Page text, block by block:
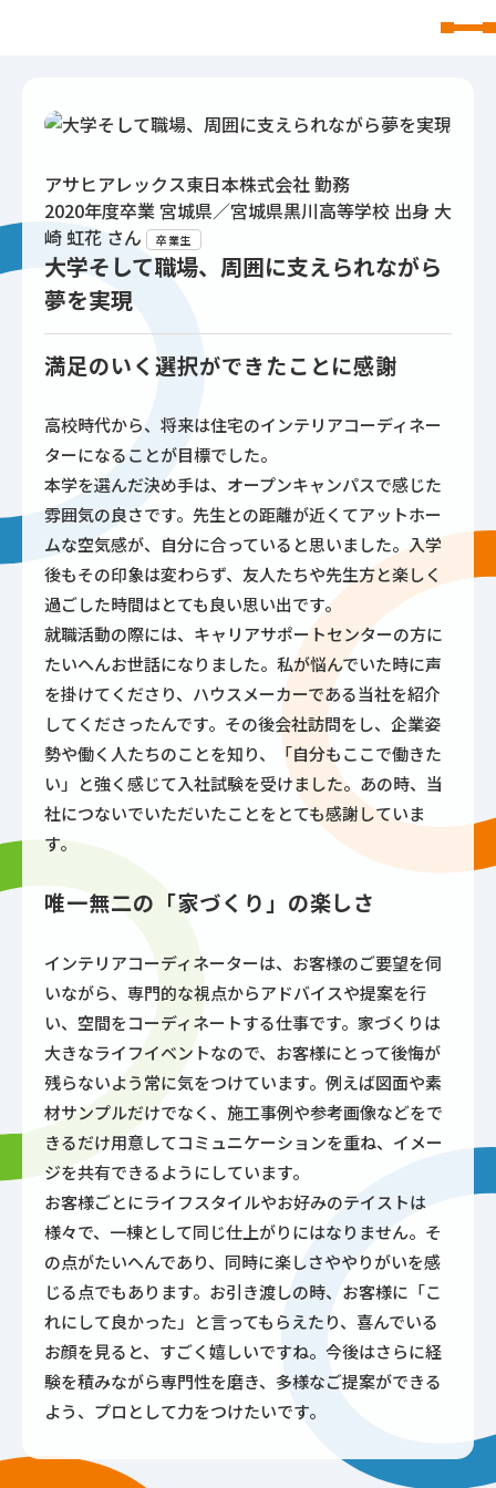
アサヒアレックス東日本株式会社 勤務
2020年度卒業 宮城県／宮城県黒川高等学校 出身 大
崎 虹花 さん 卒業生
大学そして職場、周囲に支えられながら
夢を実現
満足のいく選択ができたことに感謝
高校時代から、将来は住宅のインテリアコーディネー
ターになることが目標でした。
本学を選んだ決め手は、オープンキャンパスで感じた
雰囲気の良さです。先生との距離が近くてアットホー
ムな空気感が、自分に合っていると思いました。入学
後もその印象は変わらず、友人たちや先生方と楽しく
過ごした時間はとても良い思い出です。
就職活動の際には、キャリアサポートセンターの方に
たいへんお世話になりました。私が悩んでいた時に声
を掛けてくださり、ハウスメーカーである当社を紹介
してくださったんです。その後会社訪問をし、企業姿
勢や働く人たちのことを知り、「自分もここで働きた
い」と強く感じて入社試験を受けました。あの時、当
社につないでいただいたことをとても感謝していま
す。
唯一無二の「家づくり」の楽しさ
インテリアコーディネーターは、お客様のご要望を伺
いながら、専門的な視点からアドバイスや提案を行
い、空間をコーディネートする仕事です。家づくりは
大きなライフイベントなので、お客様にとって後悔が
残らないよう常に気をつけています。例えば図面や素
材サンプルだけでなく、施工事例や参考画像などをで
きるだけ用意してコミュニケーションを重ね、イメー
ジを共有できるようにしています。
お客様ごとにライフスタイルやお好みのテイストは
様々で、一棟として同じ仕上がりにはなりません。そ
の点がたいへんであり、同時に楽しさややりがいを感
じる点でもあります。お引き渡しの時、お客様に「こ
れにして良かった」と言ってもらえたり、喜んでいる
お顔を見ると、すごく嬉しいですね。今後はさらに経
験を積みながら専門性を磨き、多様なご提案ができる
よう、プロとして力をつけたいです。